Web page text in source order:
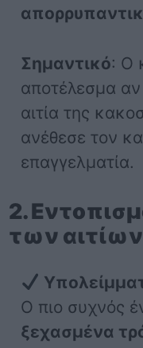
Σημαντικό: Ο
αποτέλεσμα αν
αιτία της
ανέθεσε τον
επαγγελματία.
2.
των
Ο πιο συχνός
ξεχασμένα